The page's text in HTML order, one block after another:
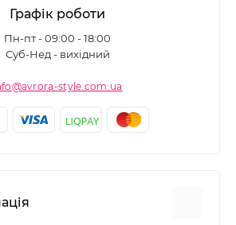
Графік роботи
Пн-пт - 09:00 - 18:00
Суб-Нед - вихідний
style.com.ua